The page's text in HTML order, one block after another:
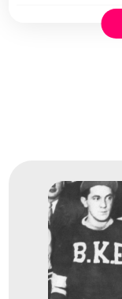
IV. téli
dr. Barcza
dr. Gergely László
dr. Jeney Zoltán
dr. Miklós
Monostori